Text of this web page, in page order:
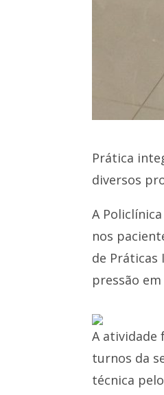
Prática
diversos
A
nos
de Práticas
pressão
A atividade
turnos da
técnica